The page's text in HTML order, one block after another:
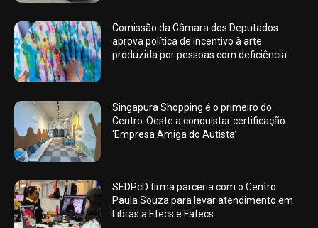
Comissão da Câmara dos Deputados
aprova política de incentivo à arte
produzida por pessoas com deficiência
Singapura Shopping é o primeiro do
Centro-Oeste a conquistar certificação
‘Empresa Amiga do Autista’
SEDPcD firma parceria com o Centro
Paula Souza para levar atendimento em
Libras a Etecs e Fatecs